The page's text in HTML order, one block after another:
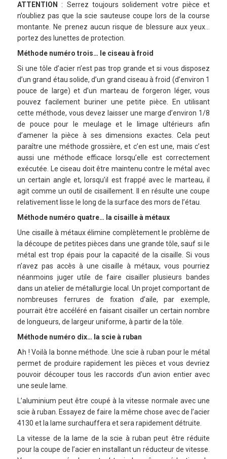
ATTENTION
: Serrez toujours solidement votre pièce et
n’oubliez pas que la scie sauteuse coupe lors de la course
montante. Ne prenez aucun risque de blessure aux yeux…
portez des lunettes de protection.
Méthode numéro trois… le ciseau à froid
Si une tôle d’acier n’est pas trop grande et si vous disposez
d’un grand étau solide, d’un grand ciseau à froid (d’environ 1
pouce de large) et d’un marteau de forgeron léger, vous
pouvez facilement buriner une petite pièce. En utilisant
cette méthode, vous devez laisser une marge d’environ 1/8
de pouce pour le meulage et le limage ultérieurs afin
d’amener la pièce à ses dimensions exactes. Cela peut
paraître une méthode grossière, et c’en est une, mais c’est
aussi une méthode efficace lorsqu’elle est correctement
exécutée. Le ciseau doit être maintenu contre le métal avec
un certain angle et, lorsqu’il est frappé avec le marteau, il
agit comme un outil de cisaillement. Il en résulte une coupe
relativement lisse le long de la surface des mors de l’étau.
Méthode numéro quatre… la cisaille à métaux
Une cisaille à métaux élimine complètement le problème de
la découpe de petites pièces dans une grande tôle, sauf si le
métal est trop épais pour la capacité de la cisaille. Si vous
n’avez pas accès à une cisaille à métaux, vous pourriez
néanmoins juger utile de faire cisailler plusieurs bandes
dans un atelier de métallurgie local. Un projet comportant de
nombreuses ferrures de fixation d’aile, par exemple,
pourrait être accéléré en faisant cisailler un certain nombre
de longueurs, de largeur uniforme, à partir de la tôle.
Méthode numéro dix… la scie à ruban
Ah ! Voilà la bonne méthode. Une scie à ruban pour le métal
permet de produire rapidement les pièces et vous devriez
pouvoir découper tous les raccords d’un avion entier avec
une seule lame.
L’aluminium peut être coupé à la vitesse normale avec une
scie à ruban. Essayez de faire la même chose avec de l’acier
4130 et la lame surchauffera et sera rapidement détruite.
La vitesse de la lame de la scie à ruban peut être réduite
pour la coupe de l’acier en installant un réducteur de vitesse.